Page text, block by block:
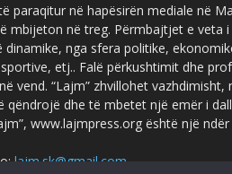
paraqitur në hapësirën mediale në
mbijeton në treg. Përmbajtjet e
dinamike, nga sfera politike,
etj.. Falë përkushtimit dhe
vend. “Lajm” zhvillohet
qëndrojë dhe të mbetet një emër i
www.lajmpress.org është një
lajm.sk@gmail.com